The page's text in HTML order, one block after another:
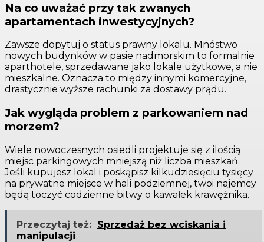
Na co uważać przy tak zwanych
apartamentach inwestycyjnych?
Zawsze dopytuj o status prawny lokalu. Mnóstwo
nowych budynków w pasie nadmorskim to formalnie
aparthotele, sprzedawane jako lokale użytkowe, a nie
mieszkalne. Oznacza to między innymi komercyjne,
drastycznie wyższe rachunki za dostawy prądu.
Jak wygląda problem z parkowaniem nad
morzem?
Wiele nowoczesnych osiedli projektuje się z ilością
miejsc parkingowych mniejszą niż liczba mieszkań.
Jeśli kupujesz lokal i poskąpisz kilkudziesięciu tysięcy
na prywatne miejsce w hali podziemnej, twoi najemcy
będą toczyć codzienne bitwy o kawałek krawężnika.
Przeczytaj też: Sprzedaż bez wciskania i
manipulacji